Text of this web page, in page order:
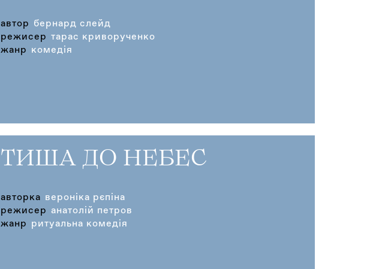
автор
бернард слейд
режисер тарас криворученко
жанр
комедія
ТИША ДО НЕБЕС
авторка вероніка рєпіна
режисер анатолій петров
жанр
ритуальна комедія